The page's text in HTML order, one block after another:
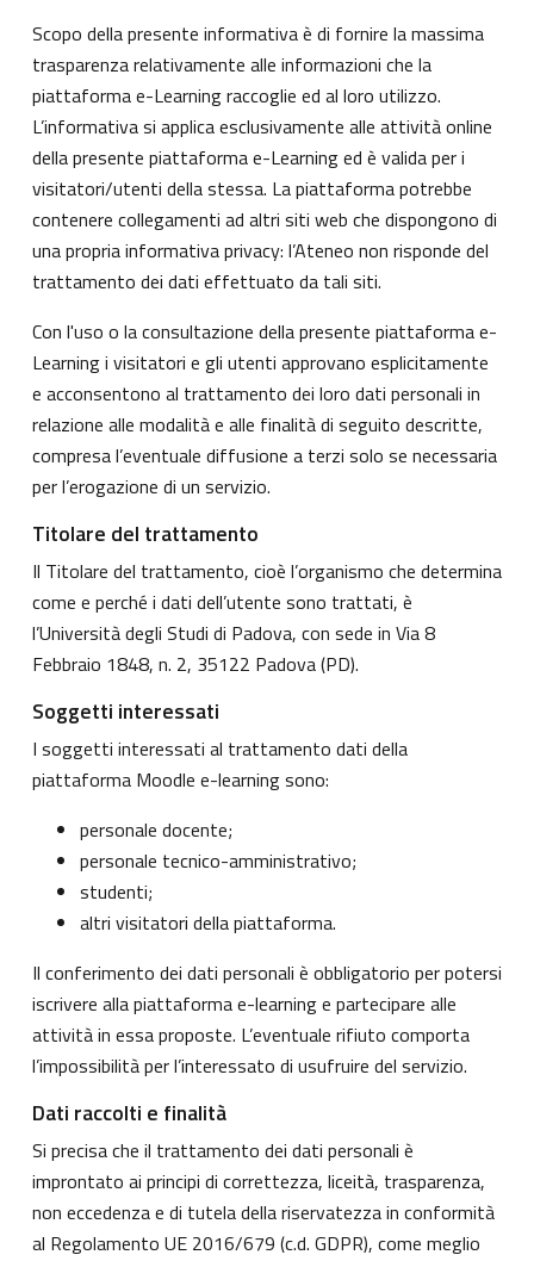
Scopo della presente informativa è di fornire la massima
trasparenza relativamente alle informazioni che la
piattaforma e-Learning raccoglie ed al loro utilizzo.
L’informativa si applica esclusivamente alle attività online
della presente piattaforma e-Learning ed è valida per i
visitatori/utenti della stessa. La piattaforma potrebbe
contenere collegamenti ad altri siti web che dispongono di
una propria informativa privacy: l’Ateneo non risponde del
trattamento dei dati effettuato da tali siti.
Con l'uso o la consultazione della presente piattaforma e-
Learning i visitatori e gli utenti approvano esplicitamente
e acconsentono al trattamento dei loro dati personali in
relazione alle modalità e alle finalità di seguito descritte,
compresa l’eventuale diffusione a terzi solo se necessaria
per l’erogazione di un servizio.
Titolare del trattamento
Il Titolare del trattamento, cioè l’organismo che determina
come e perché i dati dell’utente sono trattati, è
l’Università degli Studi di Padova, con sede in Via 8
Febbraio 1848, n. 2, 35122 Padova (PD).
Soggetti interessati
I soggetti interessati al trattamento dati della
piattaforma Moodle e-learning sono:
personale docente;
personale tecnico-amministrativo;
studenti;
altri visitatori della piattaforma.
Il conferimento dei dati personali è obbligatorio per potersi
iscrivere alla piattaforma e-learning e partecipare alle
attività in essa proposte. L’eventuale rifiuto comporta
l’impossibilità per l’interessato di usufruire del servizio.
Dati raccolti e finalità
Si precisa che il trattamento dei dati personali è
improntato ai principi di correttezza, liceità, trasparenza,
non eccedenza e di tutela della riservatezza in conformità
al Regolamento UE 2016/679 (c.d. GDPR), come meglio